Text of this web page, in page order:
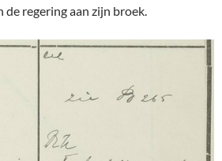
regering aan zijn broek.